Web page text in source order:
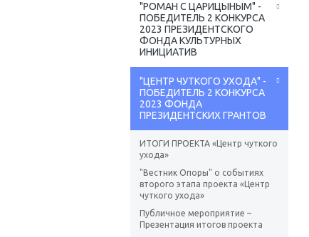
"РОМАН С ЦАРИЦЫНЫМ" -
ПОБЕДИТЕЛЬ 2 КОНКУРСА
2023 ПРЕЗИДЕНТСКОГО
ФОНДА КУЛЬТУРНЫХ
ИНИЦИАТИВ
"ЦЕНТР ЧУТКОГО УХОДА" -
ПОБЕДИТЕЛЬ 2 КОНКУРСА
2023 ФОНДА
ПРЕЗИДЕНТСКИХ ГРАНТОВ
ИТОГИ ПРОЕКТА «Центр чуткого
ухода»
"Вестник Опоры" о событиях
второго этапа проекта «Центр
чуткого ухода»
Публичное мероприятие –
Презентация итогов проекта